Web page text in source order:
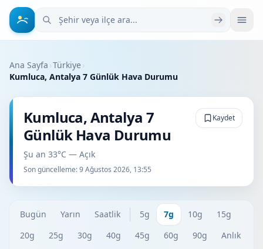
Şehir veya ilçe ara
Ana Sayfa ›Türkiye›
Kumluca, Antalya 7 Günlük Hava Durumu
Kumluca, Antalya 7
Günlük Hava Durumu
Şu an 33°C — Açık
Son güncelleme:9 Ağustos 2026, 13:55
Kaydet
Bugün Yarın Saatlik 5g 7g 10g
15g
20g
25g 30g 40g 45g 60g 90g
Anlık